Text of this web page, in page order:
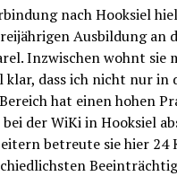
nach Hooksiel
Ausbildung an
Inzwischen wohnt
klar, dass ich nicht nur
hat einen hohen
bei der WiKi in Hooksiel
betreute sie hier